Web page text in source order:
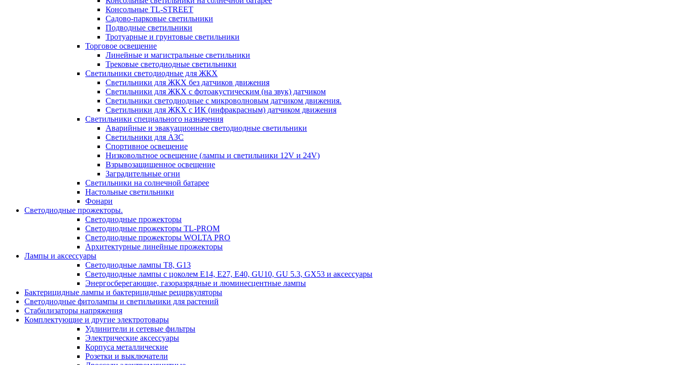
Консольные TL-STREET
Садово-парковые светильники
Подводные светильники
Тротуарные и грунтовые светильники
Торговое освещение
Линейные и магистральные светильники
Трековые светодиодные светильники
Светильники светодиодные для ЖКХ
Светильники для ЖКХ без датчиков движения
Светильники для ЖКХ с фотоакустическим (на звук) датчиком
Светильники светодиодные с микроволновым датчиком движения.
Светильники для ЖКХ с ИК (инфракрасным) датчиком движения
Светильники специального назначения
Аварийные и эвакуационные светодиодные светильники
Светильники для АЗС
Спортивное освещение
Низковольтное освещение (лампы и светильники 12V и 24V)
Взрывозащищенное освещение
Заградительные огни
Светильники на солнечной батарее
Настольные светильники
Фонари
Светодиодные прожекторы.
Светодиодные прожекторы
Светодиодные прожекторы TL-PROM
Светодиодные прожекторы WOLTA PRO
Архитектурные линейные прожекторы
Лампы и аксессуары
Светодиодные лампы Т8, G13
Светодиодные лампы с цоколем Е14, Е27, E40, GU10, GU 5.3, GX53 и аксессуары
Энергосберегающие, газоразрядные и люминесцентные лампы
Бактерицидные лампы и бактерицидные рециркуляторы
Светодиодные фитолампы и светильники для растений
Стабилизаторы напряжения
Комплектующие и другие электротовары
Удлинители и сетевые фильтры
Электрические аксессуары
Корпуса металлические
Розетки и выключатели